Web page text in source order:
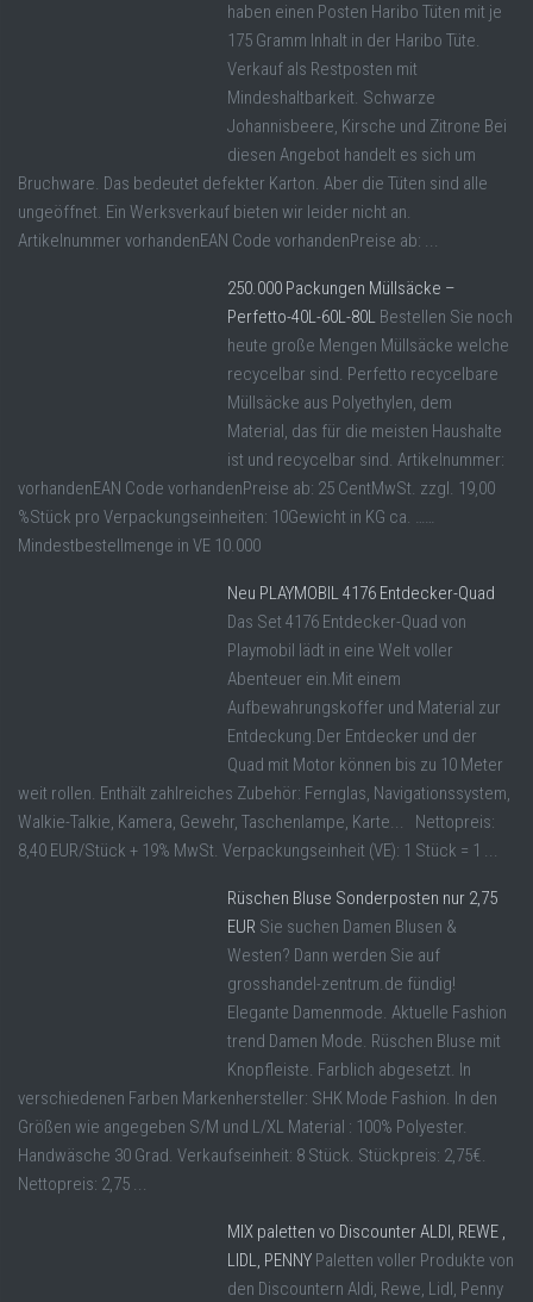
haben einen Posten Haribo Tüten mit je
175 Gramm Inhalt in der Haribo Tüte.
Verkauf als Restposten mit
Mindeshaltbarkeit. Schwarze
Johannisbeere, Kirsche und Zitrone Bei
diesen Angebot handelt es sich um
Bruchware. Das bedeutet defekter Karton. Aber die Tüten sind alle
ungeöffnet. Ein Werksverkauf bieten wir leider nicht an.
Artikelnummer vorhandenEAN Code vorhandenPreise ab: ...
250.000 Packungen Müllsäcke –
Perfetto-40L-60L-80L Bestellen Sie noch
heute große Mengen Müllsäcke welche
recycelbar sind. Perfetto recycelbare
Müllsäcke aus Polyethylen, dem
Material, das für die meisten Haushalte
ist und recycelbar sind. Artikelnummer:
vorhandenEAN Code vorhandenPreise ab: 25 CentMwSt. zzgl. 19,00
%Stück pro Verpackungseinheiten: 10Gewicht in KG ca. ……
Mindestbestellmenge in VE 10.000
Neu PLAYMOBIL 4176 Entdecker-Quad
Das Set 4176 Entdecker-Quad von
Playmobil lädt in eine Welt voller
Abenteuer ein.Mit einem
Aufbewahrungskoffer und Material zur
Entdeckung.Der Entdecker und der
Quad mit Motor können bis zu 10 Meter
weit rollen. Enthält zahlreiches Zubehör: Fernglas, Navigationssystem,
Walkie-Talkie, Kamera, Gewehr, Taschenlampe, Karte... Nettopreis:
8,40 EUR/Stück + 19% MwSt. Verpackungseinheit (VE): 1 Stück = 1 ...
Rüschen Bluse Sonderposten nur 2,75
EUR Sie suchen Damen Blusen &
Westen? Dann werden Sie auf
grosshandel-zentrum.de fündig!
Elegante Damenmode. Aktuelle Fashion
trend Damen Mode. Rüschen Bluse mit
Knopfleiste. Farblich abgesetzt. In
verschiedenen Farben Markenhersteller: SHK Mode Fashion. In den
Größen wie angegeben S/M und L/XL Material : 100% Polyester.
Handwäsche 30 Grad. Verkaufseinheit: 8 Stück. Stückpreis: 2,75€.
Nettopreis: 2,75 ...
MIX paletten vo Discounter ALDI, REWE ,
LIDL, PENNY Paletten voller Produkte von
den Discountern Aldi, Rewe, Lidl, Penny